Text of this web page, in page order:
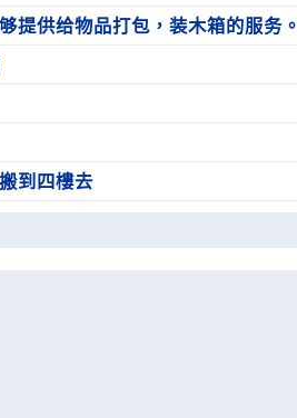
提供给物品打包，装木箱的服务。
到四樓去